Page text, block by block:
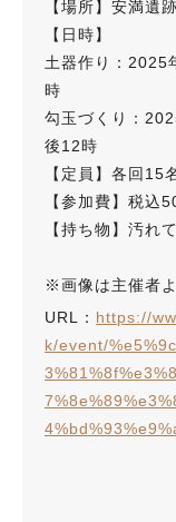
【場所】安満遺
【日時】
土器作り：2025
時
勾玉づくり：
後12時
【定員】各回15
【参加費】税込
【持ち物】汚れ
※画像は主催者
URL： https://
k/event/